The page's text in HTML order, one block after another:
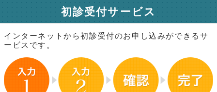
初診受付サービス
インターネットから初診受付のお申し込みができるサ
ービスです。